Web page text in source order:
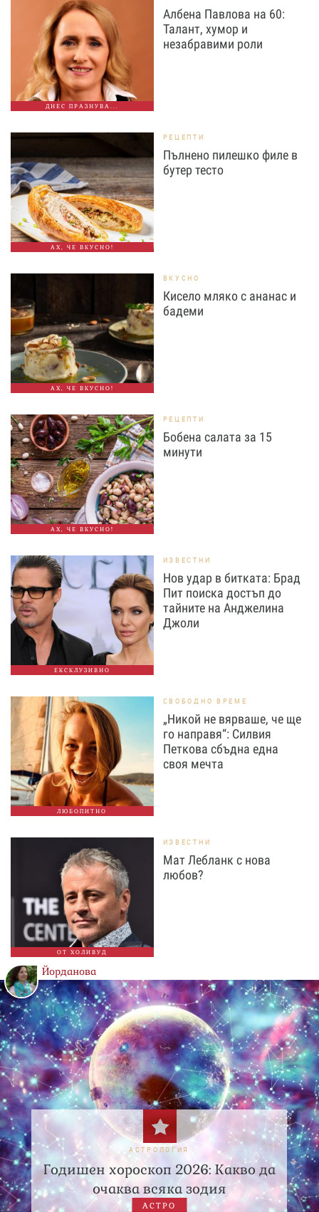
ДНЕС ПРАЗНУВА...
Албена Павлова на 60:
Талант, хумор и
незабравими роли
АХ, ЧЕ ВКУСНО!
РЕЦЕПТИ
Пълнено пилешко филе в
бутер тесто
АХ, ЧЕ ВКУСНО!
ВКУСНО
Кисело мляко с ананас и
бадеми
АХ, ЧЕ ВКУСНО!
РЕЦЕПТИ
Бобена салата за 15
минути
ЕКСКЛУЗИВНО
ИЗВЕСТНИ
Нов удар в битката: Брад
Пит поиска достъп до
тайните на Анджелина
Джоли
ЛЮБОПИТНО
СВОБОДНО ВРЕМЕ
„Никой не вярваше, че ще
го направя“: Силвия
Петкова сбъдна една
своя мечта
ОТ ХОЛИВУД
ИЗВЕСТНИ
Мат Лебланк с нова
любов?
Йорданова
АСТРОЛОГИЯ
Годишен хороскоп 2026: Какво да
очаква всяка зодия
АСТРО